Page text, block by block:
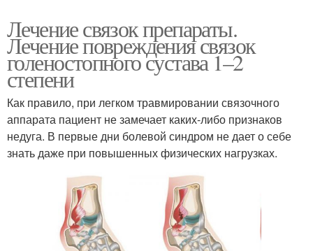
Лечение связок препараты.
Лечение повреждения связок
голеностопного сустава 1–2
степени
Как правило, при легком травмировании связочного
аппарата пациент не замечает каких-либо признаков
недуга. В первые дни болевой синдром не дает о себе
знать даже при повышенных физических нагрузках.